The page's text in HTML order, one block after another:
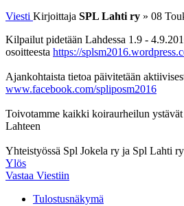
Viesti Kirjoittaja SPL Lahti ry » 08
Kilpailut pidetään Lahdessa 1.9 -
osoitteesta https://
Ajankohtaista tietoa päivitetään
www.facebook.com/spliposm2016
Toivotamme kaikki koiraurheilun
Lahteen
Yhteistyössä Spl Jokela ry ja Spl Lahti ry
Ylös
Vastaa Viestiin
Tulostusnäkymä